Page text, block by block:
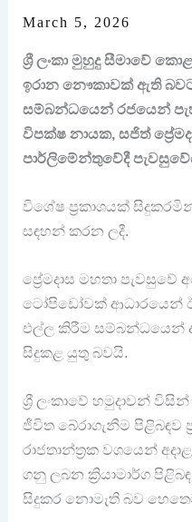
March 5, 2026
ශ්‍රී ලංකා මුහුදු සීමාවේ
ඉරාන නෞකාවක් ඇති
සම්බන්ධයෙන් රජයෙන්
විපක්ෂ නායක, සජිත්
පාර්ලිමේන්තුවේදී
විශේෂ ප්‍රකාශයක්
සඳහන් කරන ලදී.
ප්‍රේමදාස මහතා
ටෝපිඩෝවක් ආධාරයෙන්
එල්ල කිරීම සම්බන්ධයෙන් ද
සිදුකළ යුතු බවයි.
ශ්‍රී ලංකාවේ හමුදාවන්
ජීවිත බේරාගැනීම පිළිබඳව
රාජතාන්ත්‍රක වශයෙන්
ගනු ලබන ක්‍රියාමාර්ග
සිදුකර නොමැති බව